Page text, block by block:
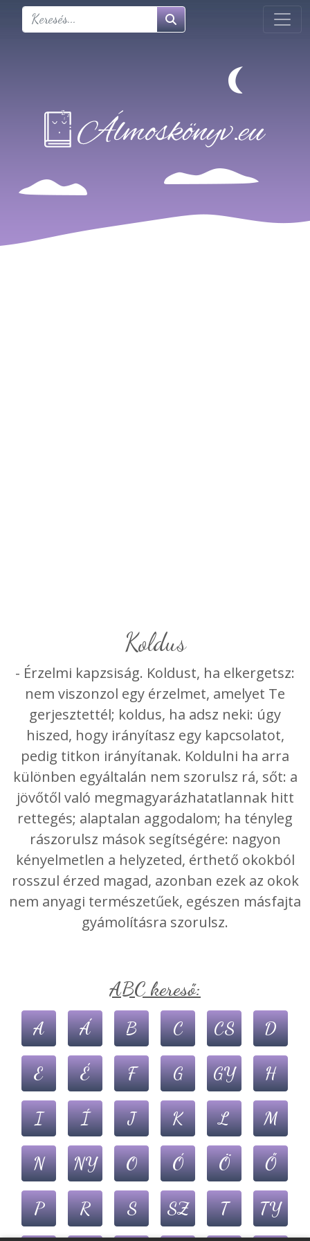
koldus
- Érzelmi kapzsiság. Koldust, ha elkergetsz:
nem viszonzol egy érzelmet, amelyet Te
gerjesztettél; koldus, ha adsz neki: úgy
hiszed, hogy irányítasz egy kapcsolatot,
pedig titkon irányítanak. Koldulni ha arra
különben egyáltalán nem szorulsz rá, sőt: a
jövőtől való megmagyarázhatatlannak hitt
rettegés; alaptalan aggodalom; ha tényleg
rászorulsz mások segítségére: nagyon
kényelmetlen a helyzeted, érthető okokból
rosszul érzed magad, azonban ezek az okok
nem anyagi természetűek, egészen másfajta
gyámolításra szorulsz.
ABC kereső:
A Á B C CS D
E É F G GY H
I Í J K L M
N NY O Ó Ö Ő
P R S SZ T TY